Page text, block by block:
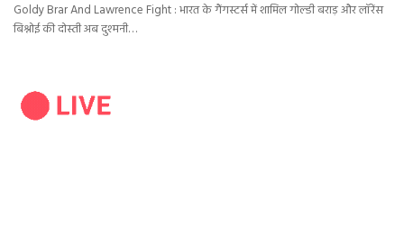
Goldy Brar And Lawrence Fight : भारत के गैंगस्टर्स में शामिल गोल्डी बराड़ और लॉरेंस
बिश्नोई की दोस्ती अब दुश्मनी…